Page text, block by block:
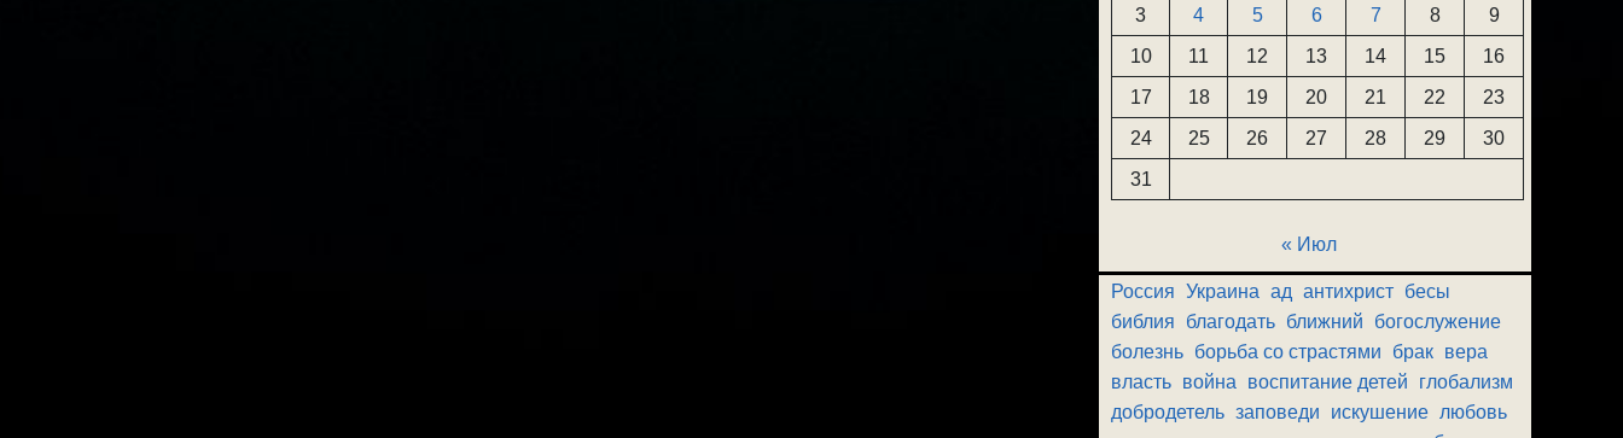
3
4 5 6 7 8
9
10
11 12 13 14 15
16
17
18 19 20 21 22
23
24
25 26 27 28 29
30
31
« Июл
Россия Украина ад антихрист бесы
библия
благодать ближний
богослужение
болезнь борьба со страстями брак вера
власть война воспитание детей
глобализм
добродетель заповеди искушение любовь